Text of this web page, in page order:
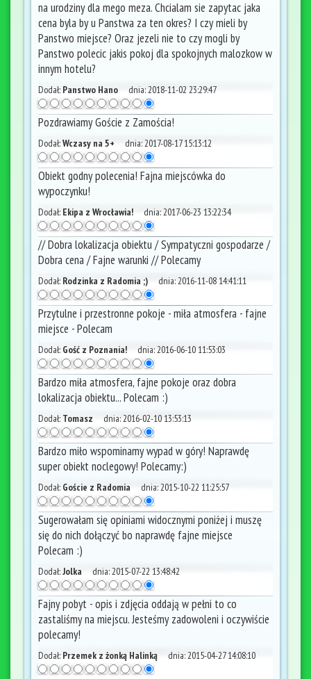
na urodziny dla mego meza. Chcialam sie zapytac jaka
cena byla by u Panstwa za ten okres? I czy mieli by
Panstwo miejsce? Oraz jezeli nie to czy mogli by
Panstwo polecic jakis pokoj dla spokojnych malozkow w
innym hotelu?
Dodał: Panstwo Hano dnia:2018-11-02 23:29:47
Pozdrawiamy Goście z Zamościa!
Dodał:Wczasy na 5+ dnia:2017-08-17 15:13:12
Obiekt godny polecenia! Fajna miejscówka do
wypoczynku!
Dodał: Ekipa z Wrocławia! dnia:2017-06-23 13:22:34
// Dobra lokalizacja obiektu / Sympatyczni gospodarze /
Dobra cena / Fajne warunki // Polecamy
Dodał: Rodzinka z Radomia ;) dnia:2016-11-08 14:41:11
Przytulne i przestronne pokoje - miła atmosfera - fajne
miejsce - Polecam
Dodał: Gość z Poznania! dnia:2016-06-10 11:53:03
Bardzo miła atmosfera, fajne pokoje oraz dobra
lokalizacja obiektu... Polecam :)
Dodał: Tomasz dnia:2016-02-10 13:53:13
Bardzo miło wspominamy wypad w góry! Naprawdę
super obiekt noclegowy! Polecamy:)
Dodał: Goście z Radomia dnia:2015-10-22 11:25:57
Sugerowałam się opiniami widocznymi poniżej i muszę
się do nich dołączyć bo naprawdę fajne miejsce
Polecam :)
Dodał:Jolka dnia:2015-07-22 13:48:42
Fajny pobyt - opis i zdjęcia oddają w pełni to co
zastaliśmy na miejscu. Jesteśmy zadowoleni i oczywiście
polecamy!
Dodał: Przemek z żonką Halinką dnia:2015-04-27 14:08:10